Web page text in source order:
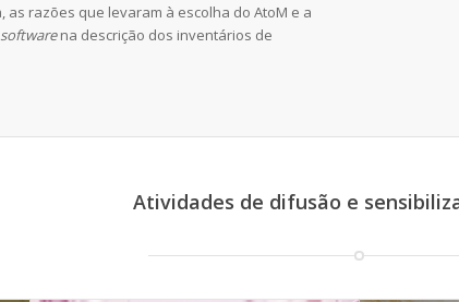
razões que levaram à escolha do AtoM e a
softwarena descrição dos inventários de
Atividades de difusão e